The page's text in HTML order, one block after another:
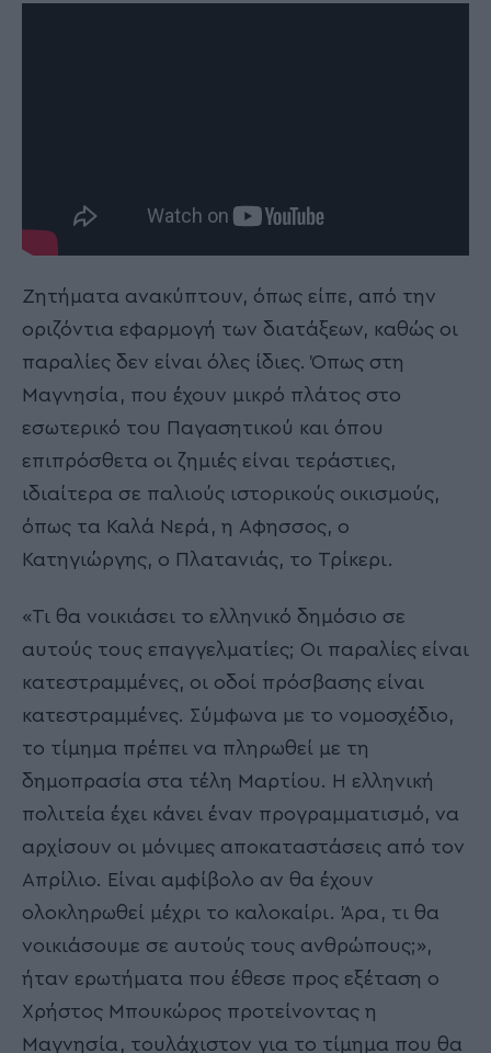
Ζητήματα ανακύπτουν, όπως είπε, από την
οριζόντια εφαρμογή των διατάξεων, καθώς οι
παραλίες δεν είναι όλες ίδιες. Όπως στη
Μαγνησία, που έχουν μικρό πλάτος στο
εσωτερικό του Παγασητικού και όπου
επιπρόσθετα οι ζημιές είναι τεράστιες,
ιδιαίτερα σε παλιούς ιστορικούς οικισμούς,
όπως τα Καλά Νερά, η Αφησσος, ο
Κατηγιώργης, ο Πλατανιάς, το Τρίκερι.
«Τι θα νοικιάσει το ελληνικό δημόσιο σε
αυτούς τους επαγγελματίες; Οι παραλίες είναι
κατεστραμμένες, οι οδοί πρόσβασης είναι
κατεστραμμένες. Σύμφωνα με το νομοσχέδιο,
το τίμημα πρέπει να πληρωθεί με τη
δημοπρασία στα τέλη Μαρτίου. Η ελληνική
πολιτεία έχει κάνει έναν προγραμματισμό, να
αρχίσουν οι μόνιμες αποκαταστάσεις από τον
Απρίλιο. Είναι αμφίβολο αν θα έχουν
ολοκληρωθεί μέχρι το καλοκαίρι. Άρα, τι θα
νοικιάσουμε σε αυτούς τους ανθρώπους;»,
ήταν ερωτήματα που έθεσε προς εξέταση ο
Χρήστος Μπουκώρος προτείνοντας η
Μαγνησία, τουλάχιστον για το τίμημα που θα